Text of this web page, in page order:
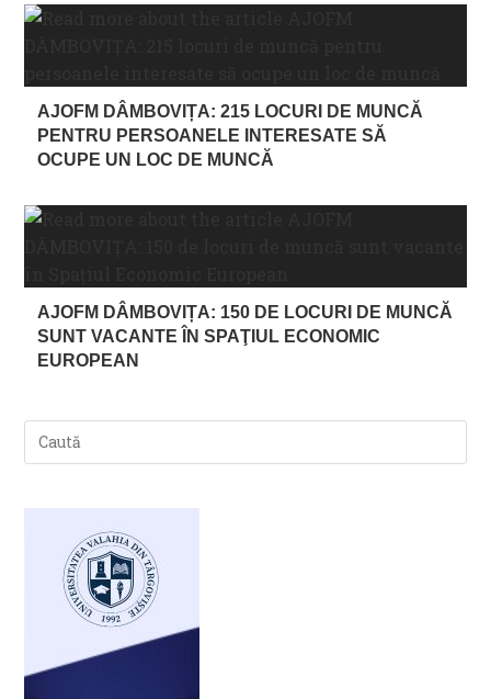
AJOFM DÂMBOVIȚA: 215 LOCURI DE MUNCĂ
PENTRU PERSOANELE INTERESATE SĂ
OCUPE UN LOC DE MUNCĂ
AJOFM DÂMBOVIȚA: 150 DE LOCURI DE MUNCĂ
SUNT VACANTE ÎN SPAŢIUL ECONOMIC
EUROPEAN